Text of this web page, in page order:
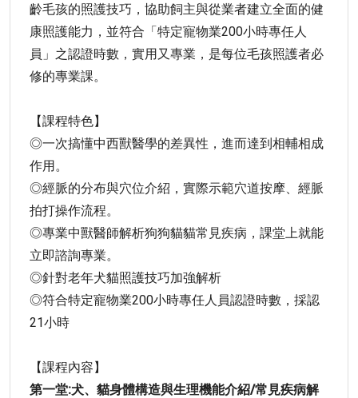
齡毛孩的照護技巧，協助飼主與從業者建立全面的健
康照護能力，並符合「特定寵物業200小時專任人
員」之認證時數，實用又專業，是每位毛孩照護者必
修的專業課。
【課程特色】
◎一次搞懂中西獸醫學的差異性，進而達到相輔相成
作用。
◎經脈的分布與穴位介紹，實際示範穴道按摩、經脈
拍打操作流程。
◎專業中獸醫師解析狗狗貓貓常見疾病，課堂上就能
立即諮詢專業。
◎針對老年犬貓照護技巧加強解析
◎符合特定寵物業200小時專任人員認證時數，採認
21小時
【課程內容】
第一堂:犬、貓身體構造與生理機能介紹/常見疾病解